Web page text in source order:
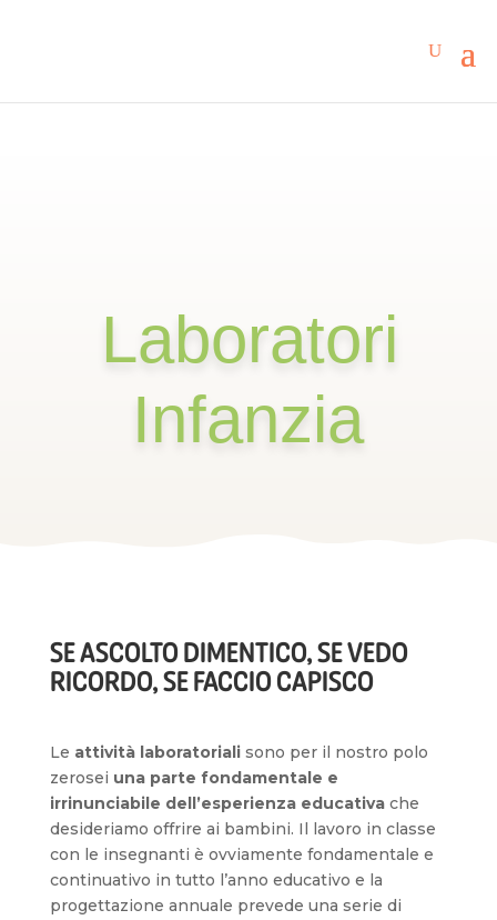
Laboratori
Infanzia
SE ASCOLTO DIMENTICO, SE VEDO
RICORDO, SE FACCIO CAPISCO
Le attività laboratorialisono per il nostro polo
zerosei una parte fondamentale e
irrinunciabile dell’esperienza educativache
desideriamo offrire ai bambini. Il lavoro in classe
con le insegnanti è ovviamente fondamentale e
continuativo in tutto l’anno educativo e la
progettazione annuale prevede una serie di